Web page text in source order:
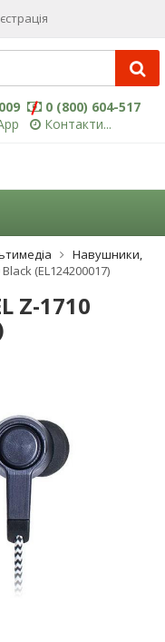
0 (800) 604-517
Контакти...
Навушники,
(EL124200017)
Z-1710